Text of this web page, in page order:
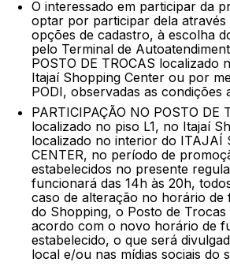
O interessado em participar da
optar por participar dela através
opções de cadastro, à escolha
pelo Terminal de
POSTO DE TROCAS localizado
Itajaí Shopping Center ou por
PODI, observadas as condições
PARTICIPAÇÃO NO POSTO DE
localizado no piso L1, no Itajaí
localizado no interior do ITAJAÍ
CENTER, no período de
estabelecidos no presente
funcionará das 14h às 20h,
caso de alteração no horário de
do Shopping, o Posto de
acordo com o novo horário de
estabelecido, o que será
local e/ou nas mídias sociais do